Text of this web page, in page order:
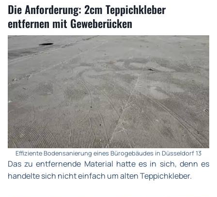
Die Anforderung: 2cm Teppichkleber
entfernen mit Geweberücken
Effiziente Bodensanierung eines Bürogebäudes in Düsseldorf 13
Das zu entfernende Material hatte es in sich, denn es
handelte sich nicht einfach um alten Teppichkleber.